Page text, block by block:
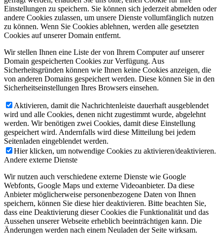
Einstellungen zu speichern. Sie können sich jederzeit abmelden oder
andere Cookies zulassen, um unsere Dienste vollumfänglich nutzen
zu können. Wenn Sie Cookies ablehnen, werden alle gesetzten
Cookies auf unserer Domain entfernt.
Wir stellen Ihnen eine Liste der von Ihrem Computer auf unserer
Domain gespeicherten Cookies zur Verfügung. Aus
Sicherheitsgründen können wie Ihnen keine Cookies anzeigen, die
von anderen Domains gespeichert werden. Diese können Sie in den
Sicherheitseinstellungen Ihres Browsers einsehen.
Aktivieren, damit die Nachrichtenleiste dauerhaft ausgeblendet
wird und alle Cookies, denen nicht zugestimmt wurde, abgelehnt
werden. Wir benötigen zwei Cookies, damit diese Einstellung
gespeichert wird. Andernfalls wird diese Mitteilung bei jedem
Seitenladen eingeblendet werden.
Hier klicken, um notwendige Cookies zu aktivieren/deaktivieren.
Andere externe Dienste
Wir nutzen auch verschiedene externe Dienste wie Google
Webfonts, Google Maps und externe Videoanbieter. Da diese
Anbieter möglicherweise personenbezogene Daten von Ihnen
speichern, können Sie diese hier deaktivieren. Bitte beachten Sie,
dass eine Deaktivierung dieser Cookies die Funktionalität und das
Aussehen unserer Webseite erheblich beeinträchtigen kann. Die
Änderungen werden nach einem Neuladen der Seite wirksam.